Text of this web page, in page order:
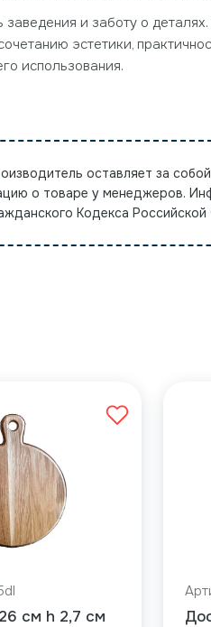
заведения и заботу о
эстетики,
использования.
оставляет за
о товаре у менеджеров.
Кодекса
см h 2,7 см